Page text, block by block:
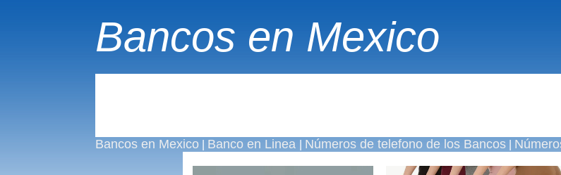
Bancos en Mexico
Bancos en Mexico| Banco en Linea Números de telefono de los Bancos|